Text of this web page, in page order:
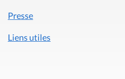
Presse
Liens utiles